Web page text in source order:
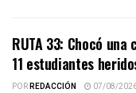
RUTA 33: Chocó
11 estudiantes
PORREDACCIÓN 07/08/